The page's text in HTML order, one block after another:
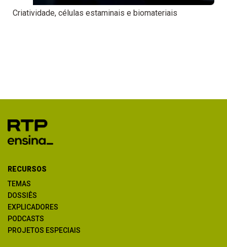
Criatividade, células estaminais e biomateriais
RECURSOS
TEMAS
DOSSIÊS
EXPLICADORES
PODCASTS
PROJETOS ESPECIAIS